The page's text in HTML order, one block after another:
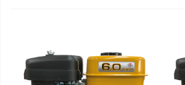
Dung tích bình nhiên liệu 1.5